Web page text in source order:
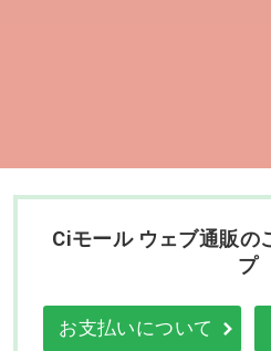
Ciモール ウェブ通販の
プ
お支払いについて